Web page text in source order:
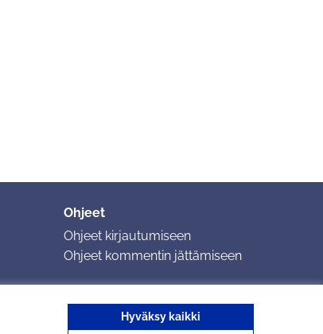
Hyväksy kaikki
Ohjeet
Ohjeet kirjautumiseen
Ohjeet kommentin jättämiseen